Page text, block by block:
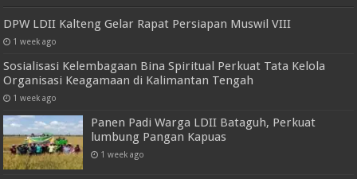
DPW LDII Kalteng Gelar Rapat Persiapan Muswil VIII
1 week ago
Sosialisasi Kelembagaan Bina Spiritual Perkuat Tata Kelola
Organisasi Keagamaan di Kalimantan Tengah
1 week ago
Panen Padi Warga LDII Bataguh, Perkuat
lumbung Pangan Kapuas
1 week ago